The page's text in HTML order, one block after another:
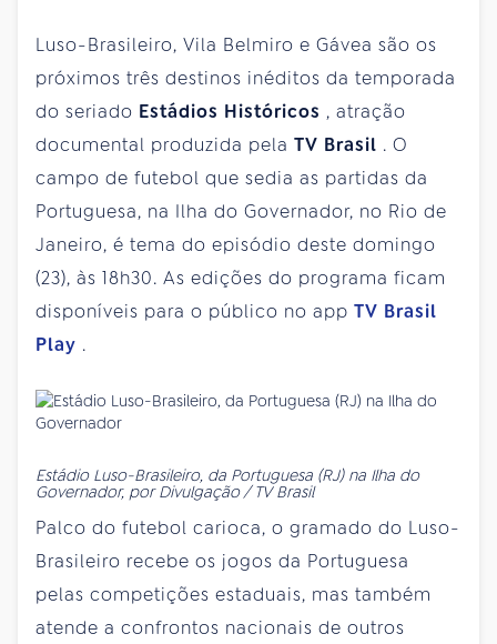
Luso-Brasileiro, Vila Belmiro e Gávea são os
próximos três destinos inéditos da temporada
do seriado Estádios Históricos , atração
documental produzida pela TV Brasil . O
campo de futebol que sedia as partidas da
Portuguesa, na Ilha do Governador, no Rio de
Janeiro, é tema do episódio deste domingo
(23), às 18h30. As edições do programa ficam
disponíveis para o público no app TV Brasil
Play .
Estádio Luso-Brasileiro, da Portuguesa (RJ) na Ilha do
Governador, por Divulgação / TV Brasil
Palco do futebol carioca, o gramado do Luso-
Brasileiro recebe os jogos da Portuguesa
pelas competições estaduais, mas também
atende a confrontos nacionais de outros